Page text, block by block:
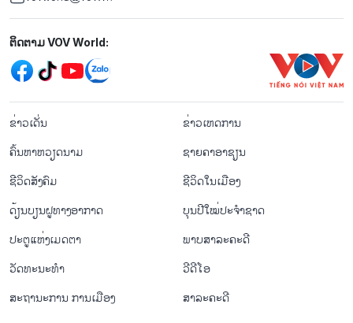
Mạng xã hội
ຕິດຕາມ VOV World:
menu footer tiếng Lào
ຂ່າວເດັ່ນ
ຂ່າວເຫດການ
ຄົ້ນຫາຫວຽດນາມ
ຊາຍຄາອາຊຽນ
ຊີ​ວິດ​ສັງ​ຄົມ
ຊີ​ວິດ​ໃນ​ເມືອງ
ດ້ຽນບຽນ​ຝູທາງ​ອາກາດ
ບຸນປີໃໝ່ປະຈຳຊາດ
ປະຕູແຫ່ງເມດຕາ
ພາບສາລະຄະດີ
ວັດທະນະທໍາ
ວີດີໂອ
ສະຖານະການ ການເມືອງ
ສາລະຄະດີ